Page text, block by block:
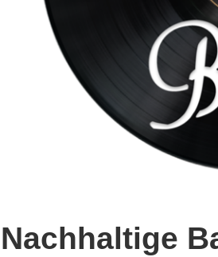
Nachhaltige